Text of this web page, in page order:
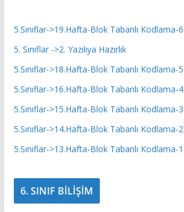
5.Sınıflar->19.Hafta-Blok Tabanlı Kodlama-6
5. Sınıflar ->2. Yazılıya Hazırlık
5.Sınıflar->18.Hafta-Blok Tabanlı Kodlama-5
5.Sınıflar->16.Hafta-Blok Tabanlı Kodlama-4
5.Sınıflar->15.Hafta-Blok Tabanlı Kodlama-3
5.Sınıflar->14.Hafta-Blok Tabanlı Kodlama-2
5.Sınıflar->13.Hafta-Blok Tabanlı Kodlama-1
6. SINIF BİLİŞİM